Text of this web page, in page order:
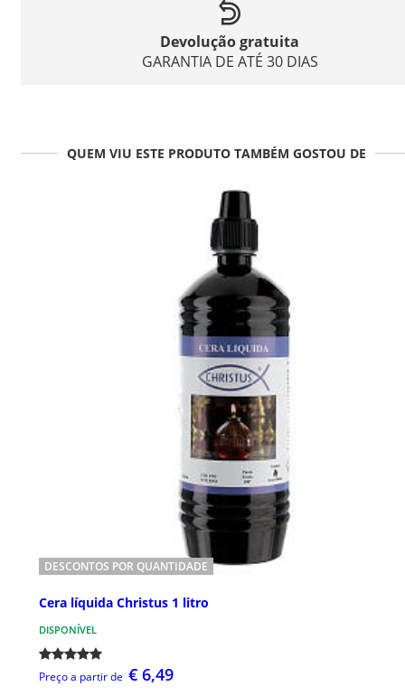
Devolução gratuita
GARANTIA DE ATÉ 30 DIAS
QUEM VIU ESTE PRODUTO TAMBÉM GOSTOU DE
DESCONTOS POR QUANTIDADE
Cera líquida Christus 1 litro
DISPONÍVEL
Preço a partir de € 6,49